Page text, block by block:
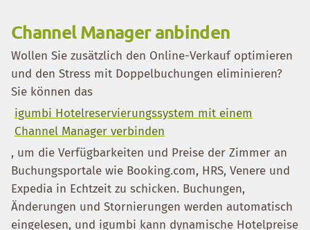
Channel Manager anbinden
Wollen Sie zusätzlich den Online-Verkauf optimieren
und den Stress mit Doppelbuchungen eliminieren?
Sie können das
igumbi Hotelreservierungssystem mit einem
Channel Manager verbinden
, um die Verfügbarkeiten und Preise der Zimmer an
Buchungsportale wie Booking.com, HRS, Venere und
Expedia in Echtzeit zu schicken. Buchungen,
Änderungen und Stornierungen werden automatisch
eingelesen, und igumbi kann dynamische Hotelpreise